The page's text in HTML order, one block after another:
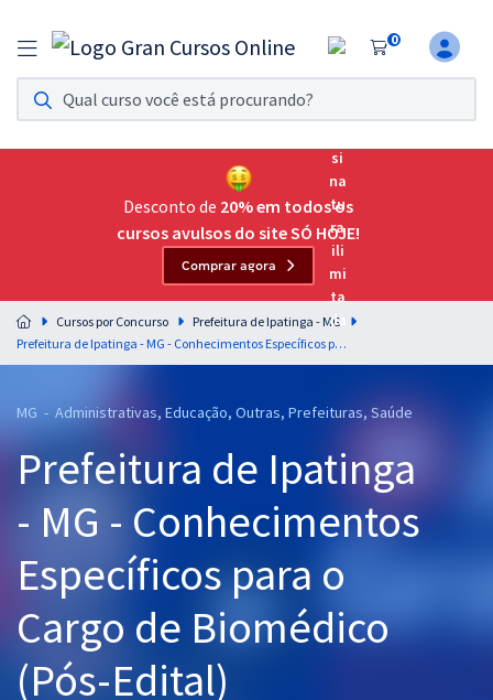
0
Assinatura Ilimitada 11
Acesso a todos os cursos. Teste grátis por 7 dias!
Assinatura OAB Até Passar
Acesso ilimitado a toda preparação para o Exame da
Residências Multiprofissionais
Preparação completa e intensiva para as principais
residências em saúde do Brasil
Cursos 20% OFF
Graduação
OAB
Mentorias
Desconto de 20% em todos os
cursos avulsos do site SÓ HOJE!
Comprar agora
Cursos por Concurso
Prefeitura de Ipatinga - MG
Prefeitura de Ipatinga - MG - Conhecimentos Específicos para o Cargo de Biomédico (Pós-Edital)
MG - Administrativas, Educação, Outras, Prefeituras, Saúde
Prefeitura de Ipatinga
- MG - Conhecimentos
Específicos para o
Cargo de Biomédico
(Pós-Edital)